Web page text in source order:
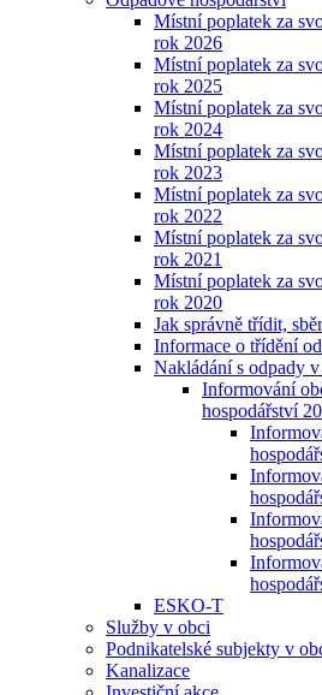
Místní poplatek za
rok 2026
Místní poplatek za
rok 2025
Místní poplatek za
rok 2024
Místní poplatek za
rok 2023
Místní poplatek za
rok 2022
Místní poplatek za
rok 2021
Místní poplatek za
rok 2020
Jak správně třídit,
Informace o třídění
Nakládání s odpady
Informování
hospodářství
ESKO-T
Služby v obci
Podnikatelské subjekty v
Kanalizace